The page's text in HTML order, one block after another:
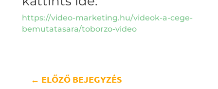
https://video-marketing.hu/videok-a-cege-
bemutatasara/toborzo-video
← ELŐZŐ BEJEGYZÉS